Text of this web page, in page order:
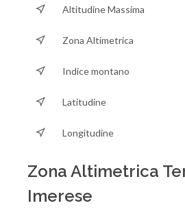
Altitudine Massima
Zona Altimetrica
Indice montano
Latitudine
Longitudine
Zona Altimetrica
Imerese